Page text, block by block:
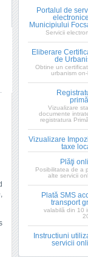
Portalul de
Municipiului
Servicii
Eliberare
de
Obtine un
urbanism on-
Vizualizare
documente
registratura
Vizualizare
taxe
Plăţi
Posibilitatea de a
alte servicii
Plată SMS
transport
valabilă din 10
Instructiuni
servicii